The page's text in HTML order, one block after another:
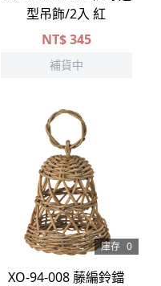
型吊飾/2入 紅
NT$345
補貨中
庫存 0
XO-94-008 藤編鈴鐺